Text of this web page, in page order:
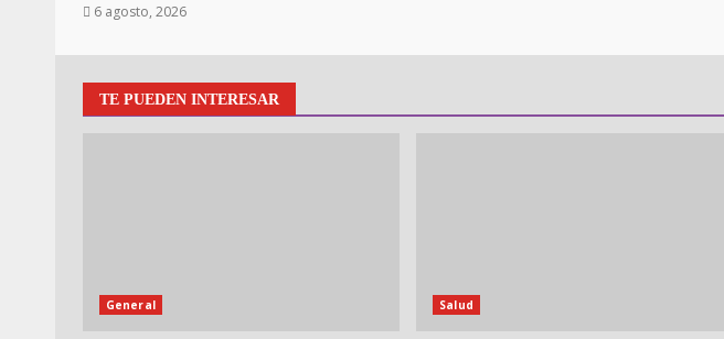
6 agosto, 2026
TE PUEDEN INTERESAR
General Salud